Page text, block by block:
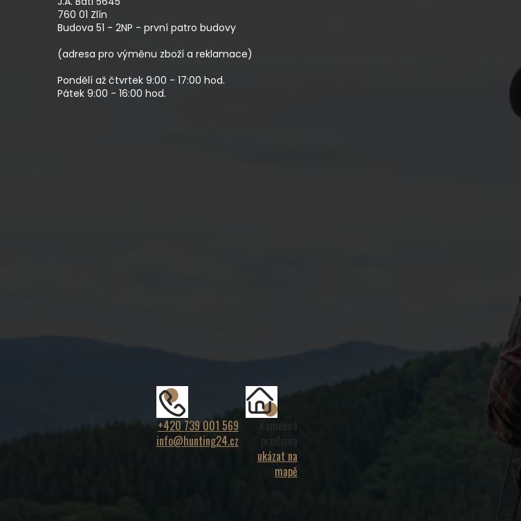
760 01 Zlín
Budova 51 - 2NP - první patro budovy
(adresa pro výměnu zboží a reklamace)
Pondělí až čtvrtek 9:00 - 17:00 hod.
Pátek 9:00 - 16:00 hod.
+420 739 001 569
info@hunting24.cz
Kamenná
prodejna
ukázat na
mapě